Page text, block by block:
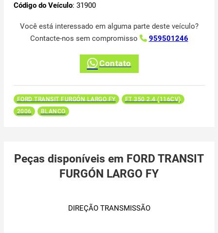
Código do Veículo: 31900
Você está interessado em alguma parte deste veículo?
Contacte-nos sem compromisso
959501246
Contato
FORD TRANSIT FURGÓN LARGO FY
FT 350 2.4 (116CV)
2006
BLANCO
Peças disponíveis em FORD TRANSIT
FURGÓN LARGO FY
DIREÇÃO TRANSMISSÃO